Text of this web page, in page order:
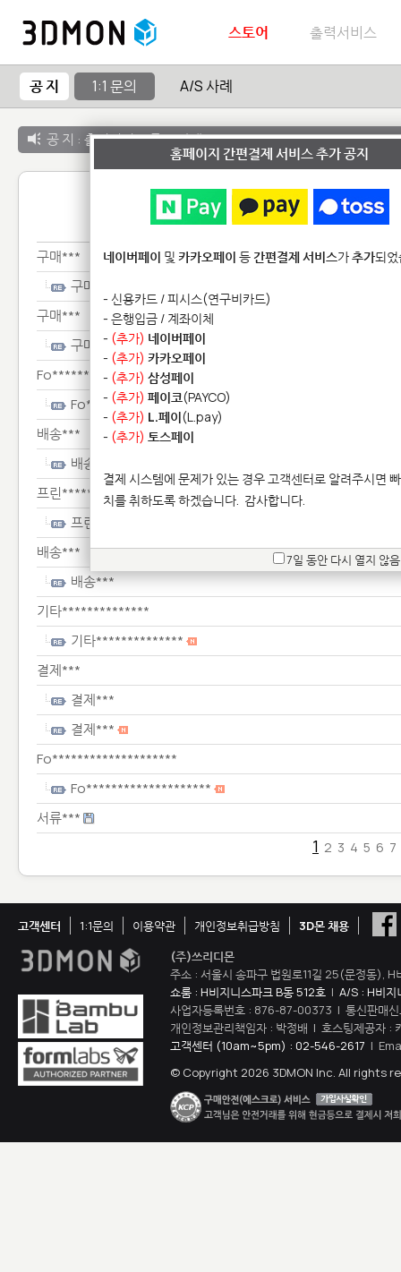
스토어 출력서비스
공 지 1:1 문의 A/S 사례
공 지 : 출력서비스 종료 안내
1:1 문
구매***
구매***
구매***
구매***
Fo********************
Fo********************
배송***
배송***
프린****************
프린****************
배송***
배송***
기타**************
기타**************
결제***
결제***
결제***
Fo********************
Fo********************
서류***
1 2 3 4 5 6 7
고객센터 1:1문의 이용약관 개인정보취급방침
3D몬 채용
(주)쓰리디몬
주소 : 서울시 송파구 법원로11길 25(문정동),
쇼룸 : H비지니스파크 B동 512호 | A/S : H비지
사업자등록번호 : 876-87-00373 | 통신판매
개인정보관리책임자 : 박정배 | 호스팅제공자 :
고객센터 (10am~5pm) : 02-546-2617 |
© Copyright 2026 3DMON Inc. All rights
홈페이지 간편결제 서비스 추가 공지
네이버페이 및 카카오페이 등간편결제 서비스가추가되
- 신용카드 / 피시스(연구비카드)
- 은행입금 / 계좌이체
- (추가) 네이버페이
- (추가) 카카오페이
- (추가) 삼성페이
- (추가) 페이코(PAYCO)
- (추가) L.페이(L.pay)
- (추가) 토스페이
결제 시스템에 문제가 있는 경우 고객센터로 알려주시면
치를 취하도록 하겠습니다. 감사합니다.
7일 동안 다시 열지 않음